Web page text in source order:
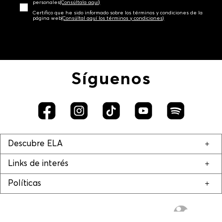
personales‎(Consúltala aquí)
Certifico que he sido informado sobre los términos y condiciones de la
página web‎(Consúltal aquí los términos y condiciones)
Síguenos
Descubre ELA
Links de interés
Políticas